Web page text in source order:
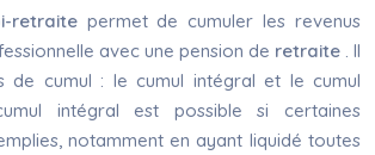
retraite permet de cumuler les revenus
avec une pension de retraite . Il
de cumul : le cumul intégral et le cumul
intégral est possible si certaines
notamment en ayant liquidé toutes